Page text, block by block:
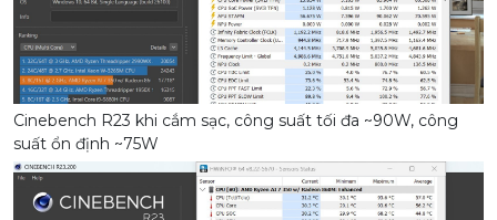
Cinebench R23 khi cắm sạc, công suất tối đa ~90W, công
suất ổn định ~75W